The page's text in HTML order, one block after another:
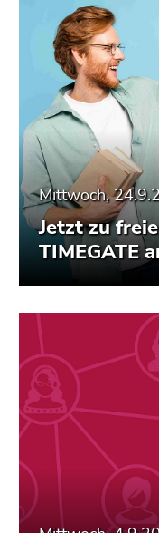
Mittwoch,
Jetzt zu
TIMEGATE